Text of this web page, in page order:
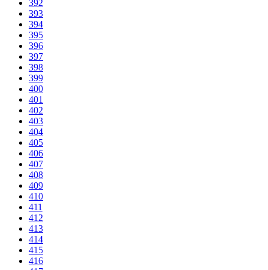
392
393
394
395
396
397
398
399
400
401
402
403
404
405
406
407
408
409
410
411
412
413
414
415
416